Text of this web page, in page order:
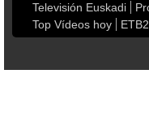
Televisión Euskadi
Top Vídeos hoy
ETB2